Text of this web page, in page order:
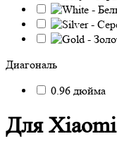
Диагональ
0.96 дюйма
Для Xiaomi